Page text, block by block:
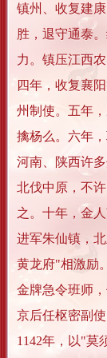
镇州、收复建
胜，退守通泰
力。镇压江西
四年，收复襄
州制使。五年
擒杨么。六年
河南、陕西许
北伐中原，不
之。十年，金
进军朱仙镇，
黄龙府"相激励
金牌急令班师
京后任枢密副
1142年，以"莫